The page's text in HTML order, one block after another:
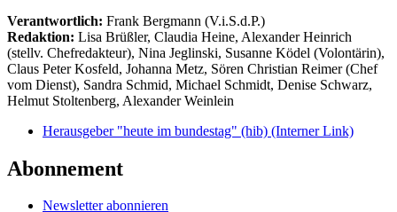
Verantwortlich: Frank Bergmann (V.i.S.d.P.)
Redaktion: Lisa Brüßler, Claudia Heine, Alexander Heinrich
(stellv. Chefredakteur), Nina Jeglinski, Susanne Ködel (Volontärin),
Claus Peter Kosfeld, Johanna Metz, Sören Christian Reimer (Chef
vom Dienst), Sandra Schmid, Michael Schmidt, Denise Schwarz,
Helmut Stoltenberg, Alexander Weinlein
Herausgeber "heute im bundestag" (hib) (Interner Link)
Abonnement
Newsletter abonnieren